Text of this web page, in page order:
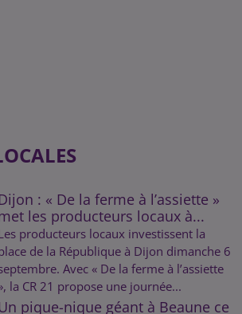
: « De la ferme à l’assiette »
les producteurs locaux à...
producteurs locaux investissent la
de la République à Dijon dimanche 6
Avec « De la ferme à l’assiette
la CR 21 propose une journée...
pique-nique géant à Beaune ce